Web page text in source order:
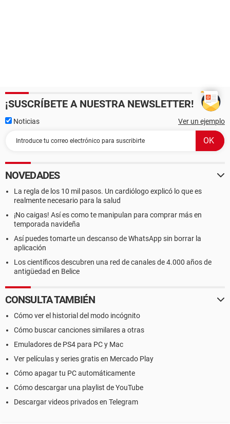
¡SUSCRÍBETE A NUESTRA NEWSLETTER!
Noticias Ver un ejemplo
NOVEDADES
La regla de los 10 mil pasos. Un cardiólogo explicó lo que es
realmente necesario para la salud
¡No caigas! Así es como te manipulan para comprar más en
temporada navideña
Así puedes tomarte un descanso de WhatsApp sin borrar la
aplicación
Los científicos descubren una red de canales de 4.000 años de
antigüedad en Belice
CONSULTA TAMBIÉN
Cómo ver el historial del modo incógnito
Cómo buscar canciones similares a otras
Emuladores de PS4 para PC y Mac
Ver películas y series gratis en Mercado Play
Cómo apagar tu PC automáticamente
Cómo descargar una playlist de YouTube
Descargar videos privados en Telegram